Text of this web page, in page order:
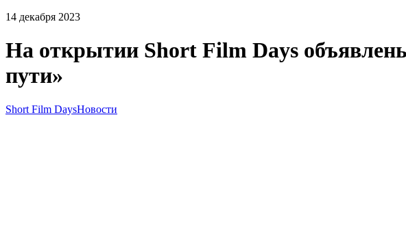
14 декабря 2023
На открытии Short Film Days
пути»
Short Film DaysНовости